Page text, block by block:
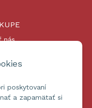
poskytovaní
a zapamätať si
nás